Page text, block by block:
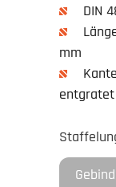
DIN
mm
entgratet